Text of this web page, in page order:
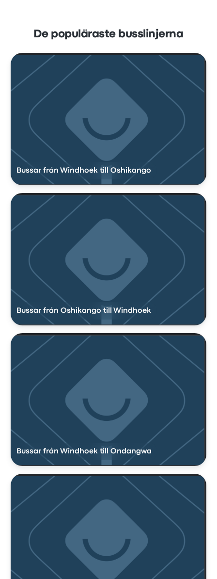
De populäraste busslinjerna
Bussar från Windhoek till Oshikango
Bussar från Oshikango till Windhoek
Bussar från Windhoek till Ondangwa